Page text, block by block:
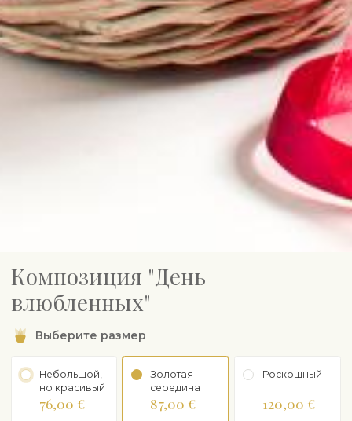
Композиция "День
влюбленных"
Выберите размер
Небольшой,
но красивый
76,00 €
Золотая
середина
87,00 €
Роскошный
120,00 €